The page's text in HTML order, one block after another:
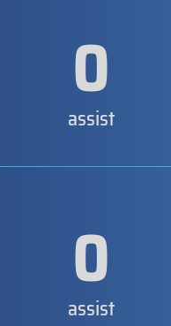
0
assist
0
assist